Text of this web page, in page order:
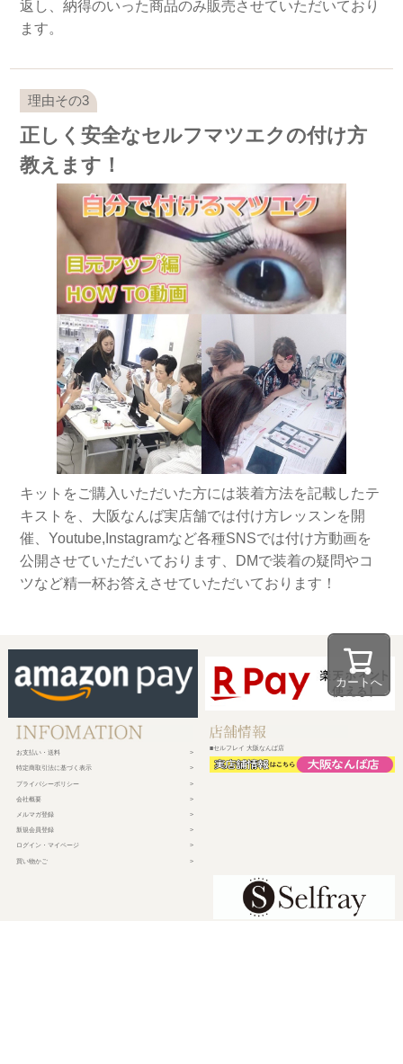
カートへ
返し、納得のいった商品のみ販売させていただいており
ます。
正しく安全なセルフマツエクの付け方
教えます！
キットをご購入いただいた方には装着方法を記載したテ
キストを、大阪なんば実店舗では付け方レッスンを開
催、Youtube,Instagramなど各種SNSでは付け方動画を
公開させていただいております、DMで装着の疑問やコ
ツなど精一杯お答えさせていただいております！
お支払い・送料
特定商取引法に基づく表示
プライバシーポリシー
会社概要
メルマガ登録
新規会員登録
ログイン・マイページ
買い物かご
■セルフレイ 大阪なんば店